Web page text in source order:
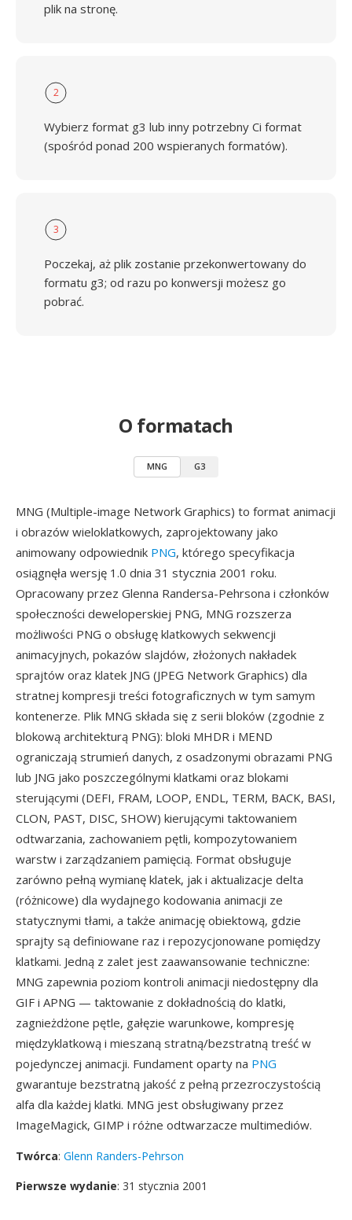
plik na stronę.
2
Wybierz format g3 lub inny potrzebny Ci format
(spośród ponad 200 wspieranych formatów).
3
Poczekaj, aż plik zostanie przekonwertowany do
formatu g3; od razu po konwersji możesz go
pobrać.
O formatach
MNG G3
MNG (Multiple-image Network Graphics) to format animacji
i obrazów wieloklatkowych, zaprojektowany jako
animowany odpowiednik PNG, którego specyfikacja
osiągnęła wersję 1.0 dnia 31 stycznia 2001 roku.
Opracowany przez Glenna Randersa-Pehrsona i członków
społeczności deweloperskiej PNG, MNG rozszerza
możliwości PNG o obsługę klatkowych sekwencji
animacyjnych, pokazów slajdów, złożonych nakładek
sprajtów oraz klatek JNG (JPEG Network Graphics) dla
stratnej kompresji treści fotograficznych w tym samym
kontenerze. Plik MNG składa się z serii bloków (zgodnie z
blokową architekturą PNG): bloki MHDR i MEND
ograniczają strumień danych, z osadzonymi obrazami PNG
lub JNG jako poszczególnymi klatkami oraz blokami
sterującymi (DEFI, FRAM, LOOP, ENDL, TERM, BACK, BASI,
CLON, PAST, DISC, SHOW) kierującymi taktowaniem
odtwarzania, zachowaniem pętli, kompozytowaniem
warstw i zarządzaniem pamięcią. Format obsługuje
zarówno pełną wymianę klatek, jak i aktualizacje delta
(różnicowe) dla wydajnego kodowania animacji ze
statycznymi tłami, a także animację obiektową, gdzie
sprajty są definiowane raz i repozycjonowane pomiędzy
klatkami. Jedną z zalet jest zaawansowanie techniczne:
MNG zapewnia poziom kontroli animacji niedostępny dla
GIF i APNG — taktowanie z dokładnością do klatki,
zagnieżdżone pętle, gałęzie warunkowe, kompresję
międzyklatkową i mieszaną stratną/bezstratną treść w
pojedynczej animacji. Fundament oparty na PNG
gwarantuje bezstratną jakość z pełną przezroczystością
alfa dla każdej klatki. MNG jest obsługiwany przez
ImageMagick, GIMP i różne odtwarzacze multimediów.
Twórca: Glenn Randers-Pehrson
Pierwsze wydanie: 31 stycznia 2001